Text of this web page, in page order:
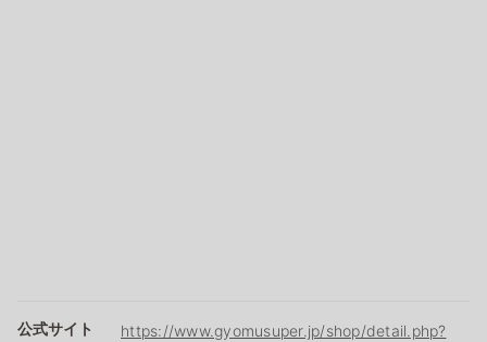
公式サイト
https://www.gyomusuper.jp/shop/detail.php?